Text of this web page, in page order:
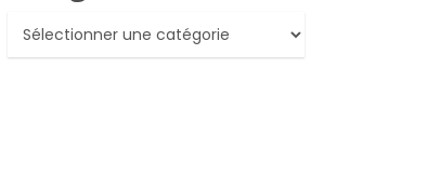
Catégories